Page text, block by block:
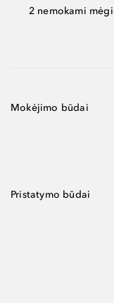
2 nemokami
Mokėjimo būdai
Pristatymo būdai